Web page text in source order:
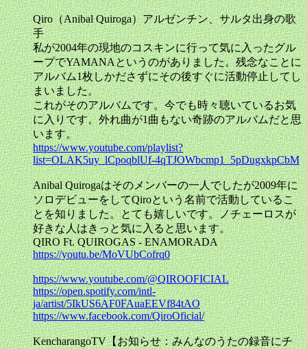
Qiro（Anibal Quiroga）アルゼンチン、サルタ出身の歌
手
私が2004年の現地のコスキンに行って気に入ったグル
ープでYAMANAというのがありました。残念なことに
アルバム1枚しかださずにその後すぐに活動停止してし
まいました。
これがそのアルバムです。今でも時々聴いているお気
に入りです。外れ曲が1曲もない奇跡のアルバムだと思
います。
https://www.youtube.com/playlist?
list=OLAK5uy_lCpoqblUf-4qTJOWbcmp1_5pDugxkpCbM
Anibal Quirogaはそのメンバーの一人でしたが2009年に
ソロデビューをしてQiroという名前で活動しているこ
とを知りました。とても嬉しいです。ノチェーロスが
好きな人はきっと気に入ると思います。
QIRO Ft. QUIROGAS - ENAMORADA
https://youtu.be/MoVUbCofrq0
https://www.youtube.com/@QIROOFICIAL
https://open.spotify.com/intl-
ja/artist/5IkUS6AF0FAuaEEVf84tAO
https://www.facebook.com/QiroOficial/
KencharangoTV【お知らせ：みんなのうたの録音にチ